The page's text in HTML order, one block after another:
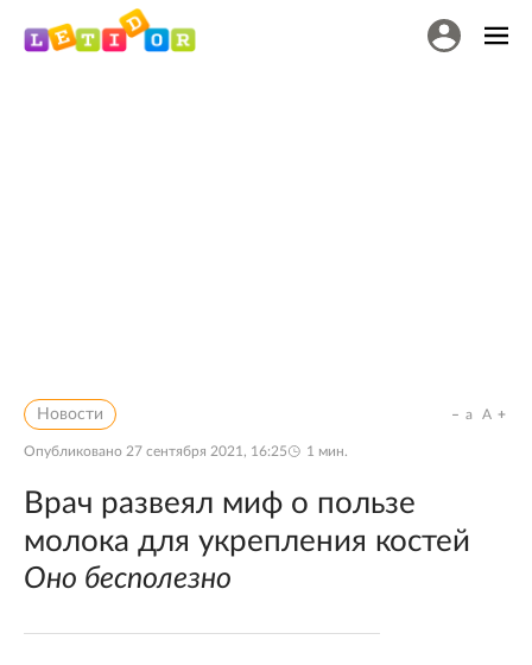
Новости
Опубликовано 27 сентября 2021, 16:25 1 мин.
a A
Врач развеял миф о пользе
молока для укрепления костей
Оно бесполезно